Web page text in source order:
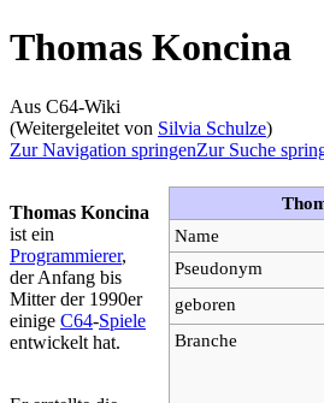
Thomas Koncina
Aus C64-Wiki
(Weitergeleitet von Silvia Schulze)
Zur Navigation springenZur Suche
Name
Pseudonym
geboren
Branche
Thomas Koncina
ist ein
Programmierer,
der Anfang bis
Mitter der 1990er
einige C64-Spiele
entwickelt hat.